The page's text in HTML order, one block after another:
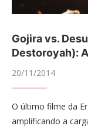
Gojira vs.
Destoroyah):
20/11/2014
O último filme da
amplificando a